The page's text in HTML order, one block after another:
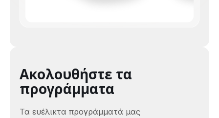
Ακολουθήστε τα
προγράμματα
Τα ευέλικτα προγράμματά μας